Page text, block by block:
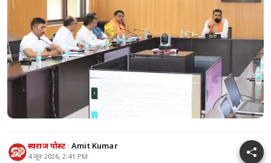
स्वराज पोस्ट Amit Kumar
4 जून 2026, 2:41 PM